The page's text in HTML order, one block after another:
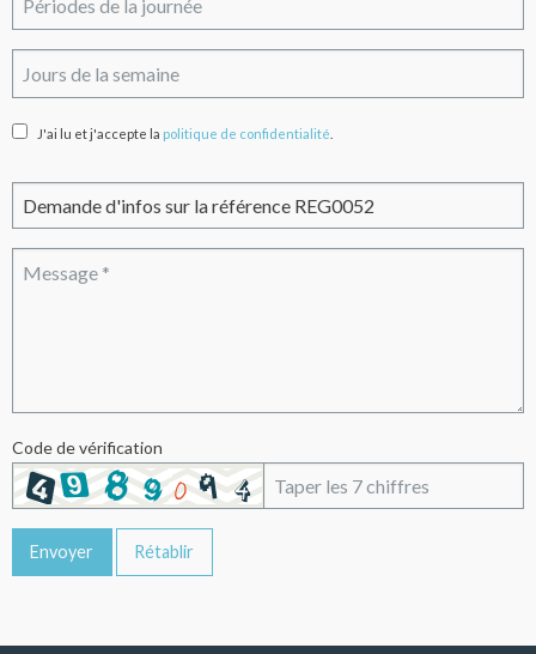
J'ai lu et j'accepte la politique de confidentialité
Code de vérification
Envoyer Rétablir